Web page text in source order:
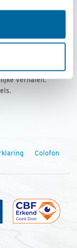
per jaar
met
verhalen.
Colofon